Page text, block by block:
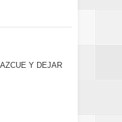
Y DEJAR